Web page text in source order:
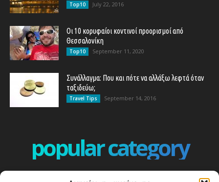
Top10 July 22, 2016
Οι 10 κορυφαίοι κοντινοί προορισμοί από
Θεσσαλονίκη
Top10 September 11, 2020
Συνάλλαγμα: Που και πότε να αλλάξω λεφτά όταν
ταξιδεύω;
Travel Tips September 14, 2016
popular category